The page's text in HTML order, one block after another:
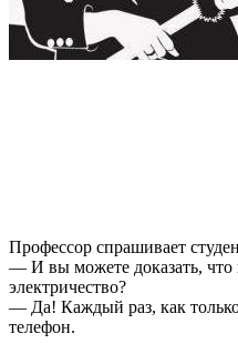
Профессор спрашивает
— И вы можете доказать, что
электричество?
— Да! Каждый раз, как
телефон.